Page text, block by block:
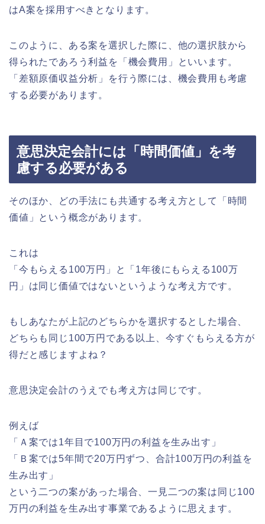
はA案を採用すべきとなります。
このように、ある案を選択した際に、他の選択肢から
得られたであろう利益を「機会費用」といいます。
「差額原価収益分析」を行う際には、機会費用も考慮
する必要があります。
意思決定会計には「時間価値」を考
慮する必要がある
そのほか、どの手法にも共通する考え方として「時間
価値」という概念があります。
これは
「今もらえる100万円」と「1年後にもらえる100万
円」は同じ価値ではないというような考え方です。
もしあなたが上記のどちらかを選択するとした場合、
どちらも同じ100万円である以上、今すぐもらえる方が
得だと感じますよね？
意思決定会計のうえでも考え方は同じです。
例えば
「Ａ案では1年目で100万円の利益を生み出す」
「Ｂ案では5年間で20万円ずつ、合計100万円の利益を
生み出す」
という二つの案があった場合、一見二つの案は同じ100
万円の利益を生み出す事業であるように思えます。